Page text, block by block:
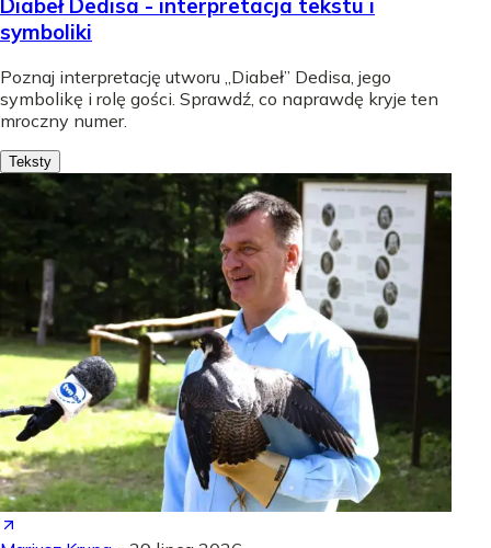
Diabeł Dedisa - interpretacja tekstu i
symboliki
Poznaj interpretację utworu „Diabeł” Dedisa, jego
symbolikę i rolę gości. Sprawdź, co naprawdę kryje ten
mroczny numer.
Teksty